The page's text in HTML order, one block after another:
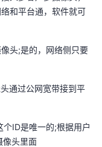
和平台通，软件就可
头;是的，网络侧只要
通过公网宽带接到平
ID是唯一的;根据用户
像头里面